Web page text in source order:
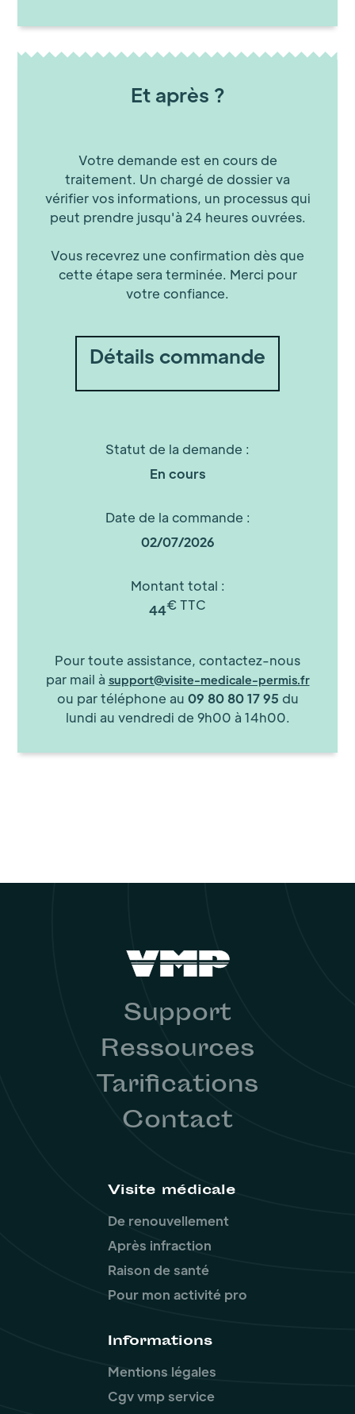
Et après ?
Votre demande est en cours de
traitement. Un chargé de dossier va
vérifier vos informations, un processus qui
peut prendre jusqu'à 24 heures ouvrées.
Vous recevrez une confirmation dès que
cette étape sera terminée. Merci pour
votre confiance.
Détails commande
Statut de la demande :
En cours
Date de la commande :
02/07/2026
Montant total :
44€ TTC
Pour toute assistance, contactez-nous
par mail à support@visite-medicale-permis.fr
ou par téléphone au 09 80 80 17 95 du
lundi au vendredi de 9h00 à 14h00.
Support
Ressources
Tarifications
Contact
Visite médicale
De renouvellement
Après infraction
Raison de santé
Pour mon activité pro
Informations
Mentions légales
Cgv vmp service